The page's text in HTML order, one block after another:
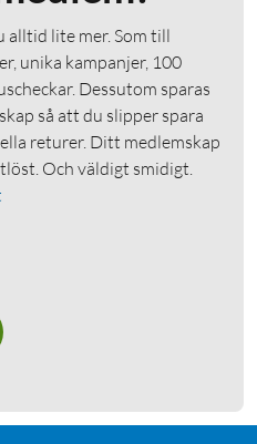
alltid lite mer. Som till
unika kampanjer, 100
Dessutom sparas
så att du slipper spara
returer. Ditt medlemskap
Och väldigt smidigt.